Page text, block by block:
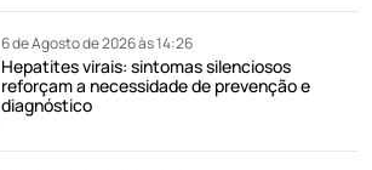
6 de Agosto de 2026 às 14:26
Hepatites virais: sintomas silenciosos
reforçam a necessidade de prevenção e
diagnóstico